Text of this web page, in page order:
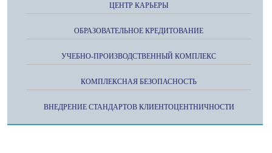
ЦЕНТР КАРЬЕРЫ
ОБРАЗОВАТЕЛЬНОЕ КРЕДИТОВАНИЕ
УЧЕБНО-ПРОИЗВОДСТВЕННЫЙ КОМПЛЕКС
КОМПЛЕКСНАЯ БЕЗОПАСНОСТЬ
ВНЕДРЕНИЕ СТАНДАРТОВ КЛИЕНТОЦЕНТНИЧНОСТИ